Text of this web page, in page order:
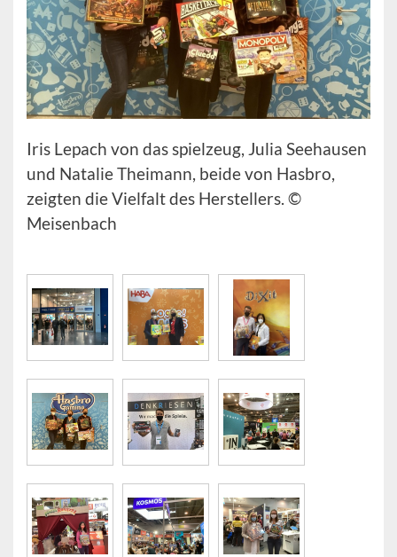
Iris Lepach von das spielzeug, Julia Seehausen
und Natalie Theimann, beide von Hasbro,
zeigten die Vielfalt des Herstellers. ©
Meisenbach